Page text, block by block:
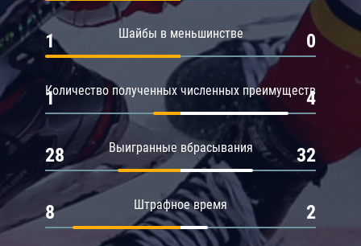
Шайбы в меньшинстве
1 0
Количество полученных численных преимуществ
1 4
Выигранные вбрасывания
28 32
Штрафное время
8 2